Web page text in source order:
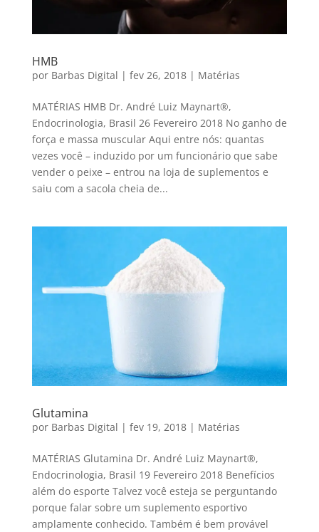
HMB
por Barbas Digital | fev 26, 2018| Matérias
MATÉRIAS HMB Dr. André Luiz Maynart®,
Endocrinologia, Brasil 26 Fevereiro 2018 No ganho de
força e massa muscular Aqui entre nós: quantas
vezes você – induzido por um funcionário que sabe
vender o peixe – entrou na loja de suplementos e
saiu com a sacola cheia de...
Glutamina
por Barbas Digital | fev 19, 2018| Matérias
MATÉRIAS Glutamina Dr. André Luiz Maynart®,
Endocrinologia, Brasil 19 Fevereiro 2018 Benefícios
além do esporte Talvez você esteja se perguntando
porque falar sobre um suplemento esportivo
amplamente conhecido. Também é bem provável